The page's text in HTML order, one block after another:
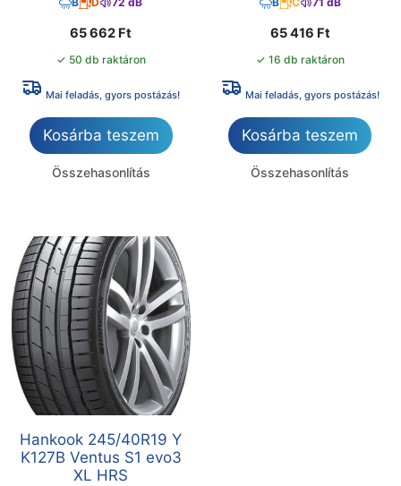
65 662 Ft
✓ 50 db raktáron
Mai feladás, gyors postázás!
Kosárba teszem
Összehasonlítás
65 416 Ft
✓ 16 db raktáron
Mai feladás, gyors postázás!
Kosárba teszem
Összehasonlítás
Hankook 245/40R19 Y
K127B Ventus S1 evo3
XL HRS